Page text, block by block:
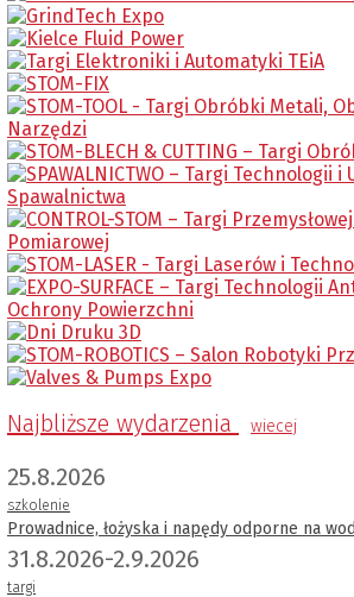
Najbliższe wydarzenia wiecej
25.8.2026
szkolenie
Prowadnice, łożyska i napędy odporne na
31.8.2026-2.9.2026
targi